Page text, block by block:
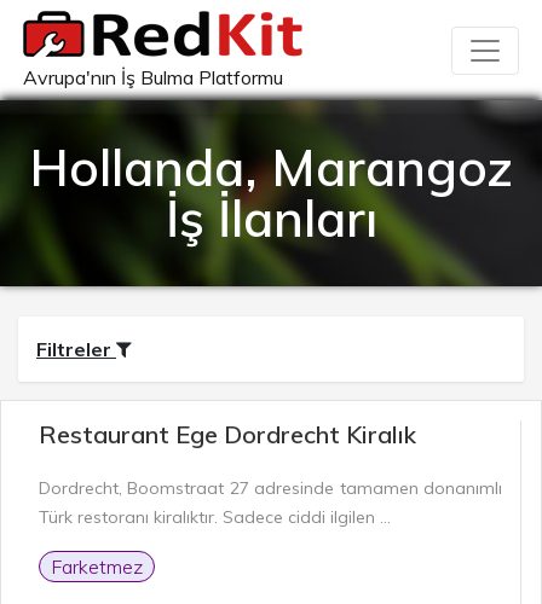
Avrupa'nın İş Bulma Platformu
Hollanda, Marangoz
İş İlanları
Filtreler
Restaurant Ege Dordrecht Kiralık
Dordrecht, Boomstraat 27 adresinde tamamen donanımlı
Türk restoranı kiralıktır. Sadece ciddi ilgilen ...
Farketmez